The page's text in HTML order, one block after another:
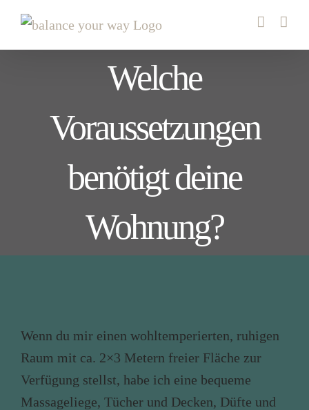
Zum
springen
Welche
Voraussetzungen
benötigt deine
Wohnung?
Wenn du mir einen wohltemperierten, ruhigen
Raum mit ca. 2×3 Metern freier Fläche zur
Verfügung stellst, habe ich eine bequeme
Massageliege, Tücher und Decken, Düfte und